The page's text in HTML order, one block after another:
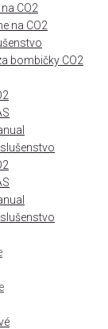
CO2
na CO2
bombičky CO2